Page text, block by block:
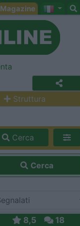
Magazine
Struttura
Cerca
Cerca
8,5 18